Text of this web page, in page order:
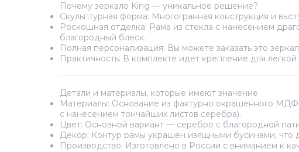
Почему зеркало King — уникальное решение?
Скульптурная форма: Многогранная конструкция и
Роскошная отделка: Рама из стекла с нанесением
благородный блеск.
Полная персонализация: Вы можете заказать это
Практичность: В комплекте идет крепление для
Детали и материалы, которые имеют значение
Материалы: Основание из фактурно окрашенного МДФ
с нанесением тончайших листов серебра).
Цвет: Основной вариант — серебро с благородной
Декор: Контур рамы украшен изящными бусинами, что
Производство: Изготовлено в России с вниманием к